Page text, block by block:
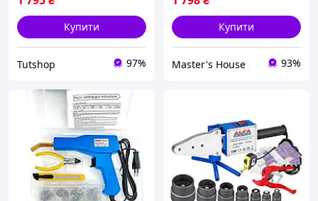
Купити
Tutshop 97%
Купити
Master's House 93%